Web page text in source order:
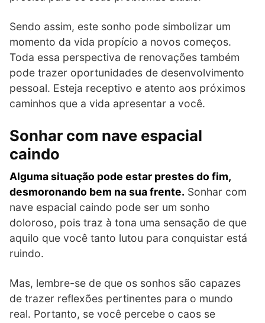
Sendo assim, este sonho pode simbolizar um
momento da vida propício a novos começos.
Toda essa perspectiva de renovações também
pode trazer oportunidades de desenvolvimento
pessoal. Esteja receptivo e atento aos próximos
caminhos que a vida apresentar a você.
Sonhar com nave espacial
caindo
Alguma situação pode estar prestes do fim,
desmoronando bem na sua frente. Sonhar com
nave espacial caindo pode ser um sonho
doloroso, pois traz à tona uma sensação de que
aquilo que você tanto lutou para conquistar está
ruindo.
Mas, lembre-se de que os sonhos são capazes
de trazer reflexões pertinentes para o mundo
real. Portanto, se você percebe o caos se